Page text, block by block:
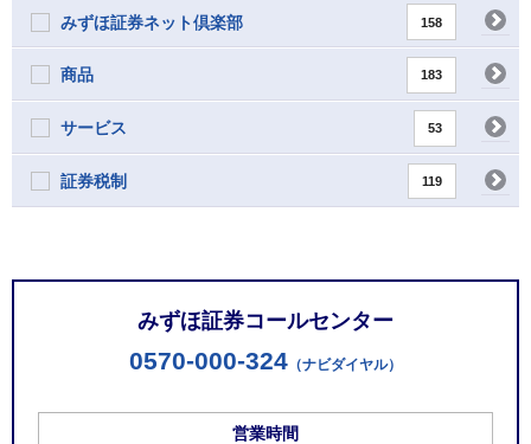
みずほ証券ネット倶楽部 158
商品 183
サービス 53
証券税制 119
みずほ証券コールセンター
0570-000-324 （ナビダイヤル）
営業時間